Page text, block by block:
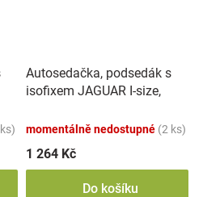
Autosedačka, podsedák s
isofixem JAGUAR I-size,
momentálně nedostupné (2 ks)
1 264 Kč
Do košíku